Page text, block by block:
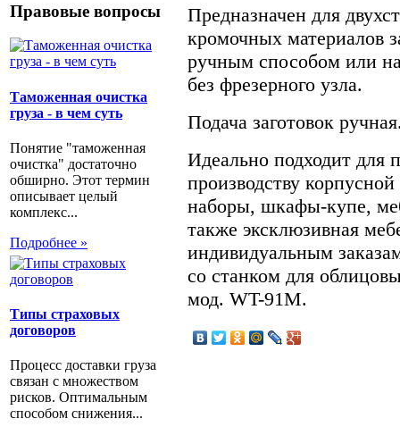
Правовые вопросы
Таможенная очистка
груза - в чем суть
Понятие "таможенная
очистка" достаточно
обширно. Этот термин
описывает целый
комплекс...
Подробнее »
Типы страховых
договоров
Процесс доставки груза
связан с множеством
рисков. Оптимальным
способом снижения...
Предназначен для
кромочных материалов
ручным способом или
без фрезерного узла.
Подача заготовок
Идеально подходит для
производству
наборы, шкафы-купе,
также эксклюзивная
индивидуальным
со станком для
мод. WT-91М.